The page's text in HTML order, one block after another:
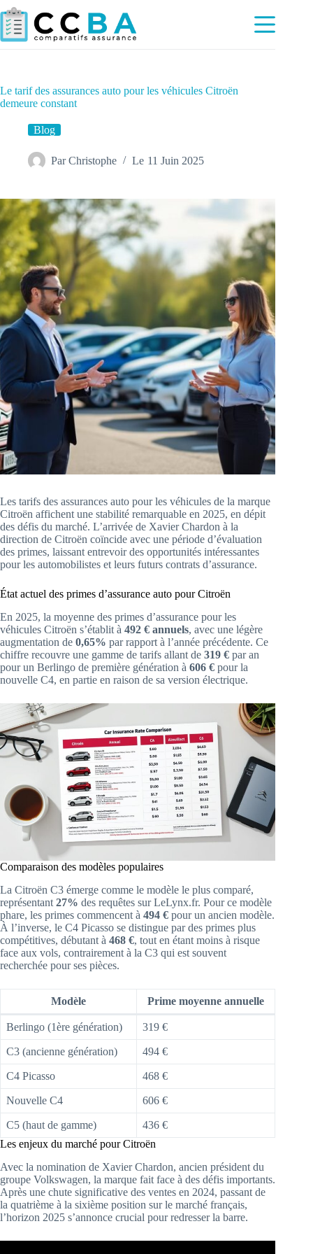
Passer
au
contenu
Le tarif des assurances auto pour les véhicules Citroën
demeure constant
Blog
Par Christophe Le 11 Juin 2025
Les tarifs des assurances auto pour les véhicules de la marque
Citroën affichent une stabilité remarquable en 2025, en dépit
des défis du marché. L’arrivée de Xavier Chardon à la
direction de Citroën coïncide avec une période d’évaluation
des primes, laissant entrevoir des opportunités intéressantes
pour les automobilistes et leurs futurs contrats d’assurance.
État actuel des primes d’assurance auto pour Citroën
En 2025, la moyenne des primes d’assurance pour les
véhicules Citroën s’établit à 492 € annuels, avec une légère
augmentation de 0,65% par rapport à l’année précédente. Ce
chiffre recouvre une gamme de tarifs allant de 319 € par an
pour un Berlingo de première génération à 606 € pour la
nouvelle C4, en partie en raison de sa version électrique.
Comparaison des modèles populaires
La Citroën C3 émerge comme le modèle le plus comparé,
représentant 27% des requêtes sur LeLynx.fr. Pour ce modèle
phare, les primes commencent à 494 € pour un ancien modèle.
À l’inverse, le C4 Picasso se distingue par des primes plus
compétitives, débutant à 468 €, tout en étant moins à risque
face aux vols, contrairement à la C3 qui est souvent
recherchée pour ses pièces.
Modèle Prime moyenne annuelle
Berlingo (1ère génération) 319 €
C3 (ancienne génération) 494 €
C4 Picasso 468 €
Nouvelle C4 606 €
C5 (haut de gamme)
436 €
Les enjeux du marché pour Citroën
Avec la nomination de Xavier Chardon, ancien président du
groupe Volkswagen, la marque fait face à des défis importants.
Après une chute significative des ventes en 2024, passant de
la quatrième à la sixième position sur le marché français,
l’horizon 2025 s’annonce crucial pour redresser la barre.